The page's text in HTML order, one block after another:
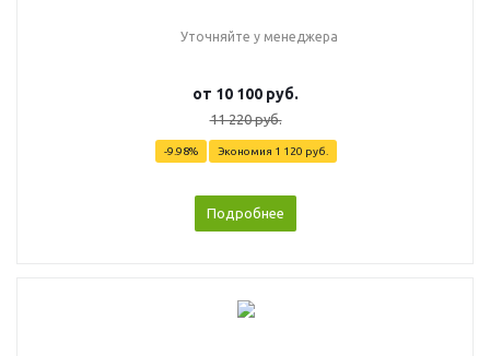
Уточняйте у менеджера
от 10 100 руб.
11 220 руб.
-9.98% Экономия 1 120 руб.
Подробнее